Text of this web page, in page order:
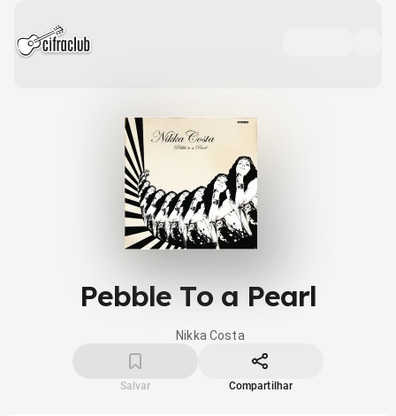
Pebble To a Pearl
Nikka Costa
Salvar Compartilhar